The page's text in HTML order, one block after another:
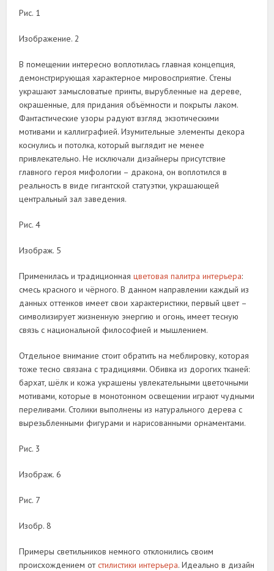
Рис. 1
Изображение. 2
В помещении интересно воплотилась главная концепция,
демонстрирующая характерное мировосприятие. Стены
украшают замысловатые принты, вырубленные на дереве,
окрашенные, для придания объёмности и покрыты лаком.
Фантастические узоры радуют взгляд экзотическими
мотивами и каллиграфией. Изумительные элементы декора
коснулись и потолка, который выглядит не менее
привлекательно. Не исключали дизайнеры присутствие
главного героя мифологии – дракона, он воплотился в
реальность в виде гигантской статуэтки, украшающей
центральный зал заведения.
Рис. 4
Изображ. 5
Применилась и традиционнаяцветовая палитра интерьера:
смесь красного и чёрного. В данном направлении каждый из
данных оттенков имеет свои характеристики, первый цвет –
символизирует жизненную энергию и огонь, имеет тесную
связь с национальной философией и мышлением.
Отдельное внимание стоит обратить на меблировку, которая
тоже тесно связана с традициями. Обивка из дорогих тканей:
бархат, шёлк и кожа украшены увлекательными цветочными
мотивами, которые в монотонном освещении играют чудными
переливами. Столики выполнены из натурального дерева с
вырезьбленными фигурами и нарисованными орнаментами.
Рис. 3
Изображ. 6
Рис. 7
Изобр. 8
Примеры светильников немного отклонились своим
происхождением отстилистики интерьера. Идеально в дизайн